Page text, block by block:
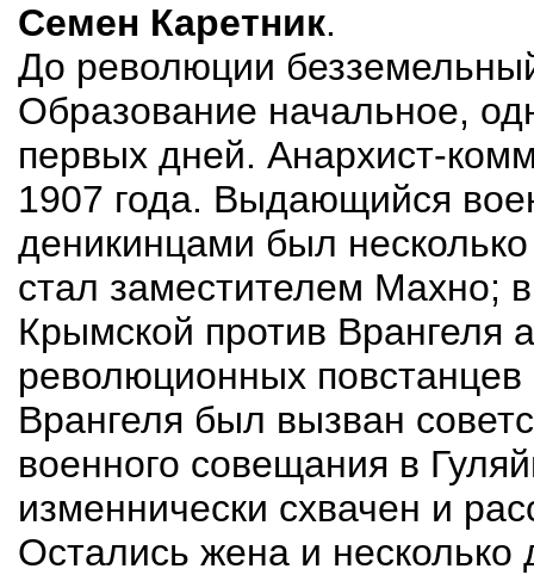
Семен Каретник.
До революции
Образование начальное,
первых дней. Анархист-
1907 года. Выдающийся
деникинцами был
стал заместителем Махно;
Крымской против Врангеля
революционных
Врангеля был вызван
военного совещания в
изменнически схвачен и
Остались жена и несколько